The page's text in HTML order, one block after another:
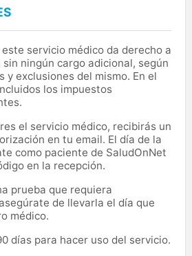
servicio médico da derecho a
ningún cargo adicional, según
y exclusiones del mismo. En el
los impuestos
el servicio médico, recibirás un
en tu email. El día de la
como paciente de SaludOnNet
en la recepción.
prueba que requiera
de llevarla el día que
médico.
días para hacer uso del servicio.